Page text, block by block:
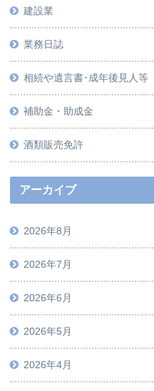
建設業
業務日誌
相続や遺言書･成年後見人等
補助金・助成金
酒類販売免許
アーカイブ
2026年8月
2026年7月
2026年6月
2026年5月
2026年4月